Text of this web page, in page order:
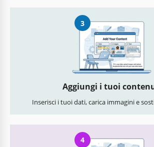
3
Aggiungi i tuoi
Inserisci i tuoi dati, carica immagini e
4